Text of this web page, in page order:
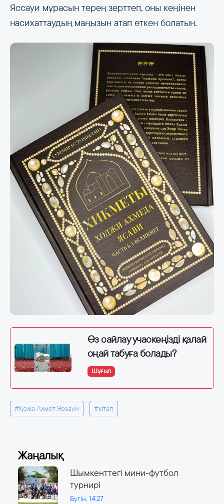
Яссауи мұрасын терең зерттеп, оны кеңінен
насихаттаудың маңызын атап өткен болатын.
Өз сайлау учаскеңізді қалай
оңай табуға болады?
Шұғыл
#Қожа Ахмет Яссауи #кітап
Жаңалық
Шымкенттегі мини-футбол
турнирі
Бүгін, 14:27